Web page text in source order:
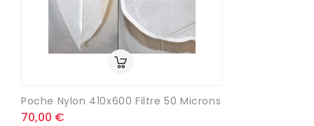
Poche Nylon 410x600 Filtre 50 Microns
70,00 €